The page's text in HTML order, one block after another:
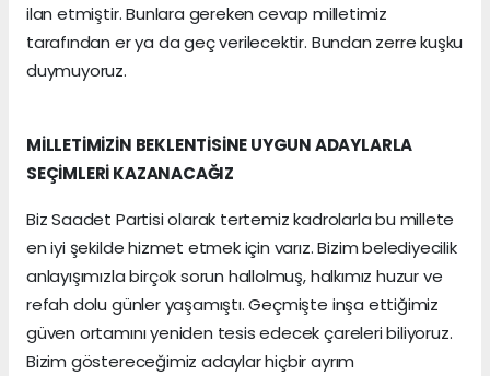
ilan etmiştir. Bunlara gereken cevap milletimiz
tarafından er ya da geç verilecektir. Bundan zerre kuşku
duymuyoruz.
MİLLETİMİZİN BEKLENTİSİNE UYGUN ADAYLARLA
SEÇİMLERİ KAZANACAĞIZ
Biz Saadet Partisi olarak tertemiz kadrolarla bu millete
en iyi şekilde hizmet etmek için varız. Bizim belediyecilik
anlayışımızla birçok sorun hallolmuş, halkımız huzur ve
refah dolu günler yaşamıştı. Geçmişte inşa ettiğimiz
güven ortamını yeniden tesis edecek çareleri biliyoruz.
Bizim göstereceğimiz adaylar hiçbir ayrım